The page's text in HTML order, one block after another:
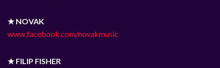
★ NOVAK
www.facebook.com/novakmusic
★ FILIP FISHER